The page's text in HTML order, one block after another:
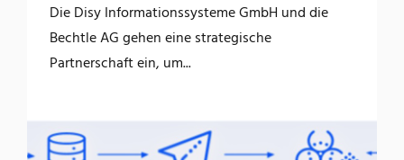
Die Disy Informationssysteme GmbH und die
Bechtle AG gehen eine strategische
Partnerschaft ein, um...